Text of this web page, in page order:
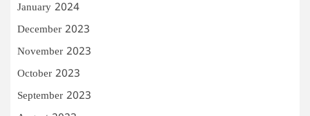
January 2024
December 2023
November 2023
October 2023
September 2023